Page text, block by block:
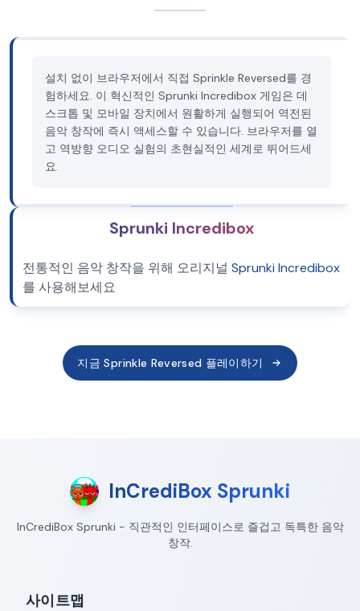
설치 없이 브라우저에서 직접 Sprinkle Reversed를 경
험하세요. 이 혁신적인 Sprunki Incredibox 게임은 데
스크톱 및 모바일 장치에서 원활하게 실행되어 역전된
음악 창작에 즉시 액세스할 수 있습니다. 브라우저를 열
고 역방향 오디오 실험의 초현실적인 세계로 뛰어드세
요.
Sprunki Incredibox
전통적인 음악 창작을 위해 오리지널 Sprunki Incredibox
를 사용해보세요
지금 Sprinkle Reversed 플레이하기
InCrediBox Sprunki
InCrediBox Sprunki - 직관적인 인터페이스로 즐겁고 독특한 음악
창작.
사이트맵